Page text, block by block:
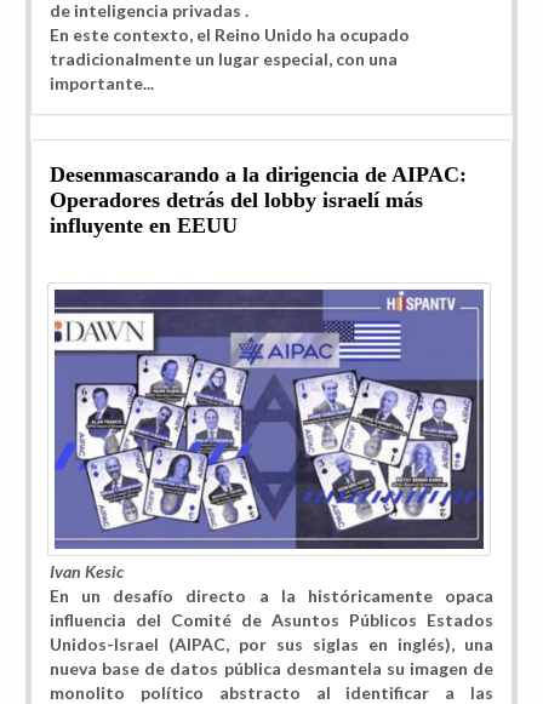
de inteligencia privadas .
En este contexto, el Reino Unido ha ocupado
tradicionalmente un lugar especial, con una
importante...
Desenmascarando a la dirigencia de AIPAC:
Operadores detrás del lobby israelí más
influyente en EEUU
Ivan Kesic
En un desafío directo a la históricamente opaca
influencia del Comité de Asuntos Públicos Estados
Unidos-Israel (AIPAC, por sus siglas en inglés), una
nueva base de datos pública desmantela su imagen de
monolito político abstracto al identificar a las